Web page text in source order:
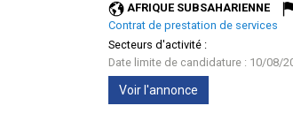
AFRIQUE SUBSAHARIENNE
Contrat de prestation de services
Secteurs d'activité :
Date limite de candidature : 10/08/
Voir l'annonce